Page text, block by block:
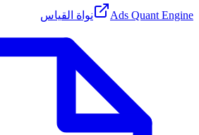
Ads Quant Engine نواة القياس